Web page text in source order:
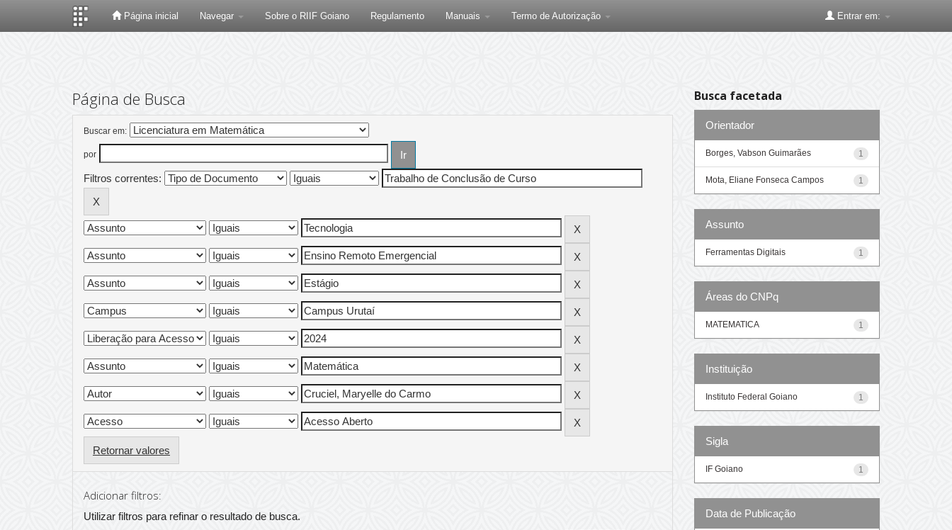
Página inicial Navegar Sobre o RIIF Goiano Regulamento Manuais Termo de Autorização Entrar em:
Página de Busca
Buscar em:
por
Filtros correntes:
Retornar valores
Adicionar filtros:
Utilizar filtros para refinar o resultado de busca.
Busca facetada
Orientador
1
Borges, Vabson Guimarães
1
Mota, Eliane Fonseca Campos
Assunto
1
Ferramentas Digitais
Áreas do CNPq
1
MATEMATICA
Instituição
1
Instituto Federal Goiano
Sigla
1
IF Goiano
Data de Publicação